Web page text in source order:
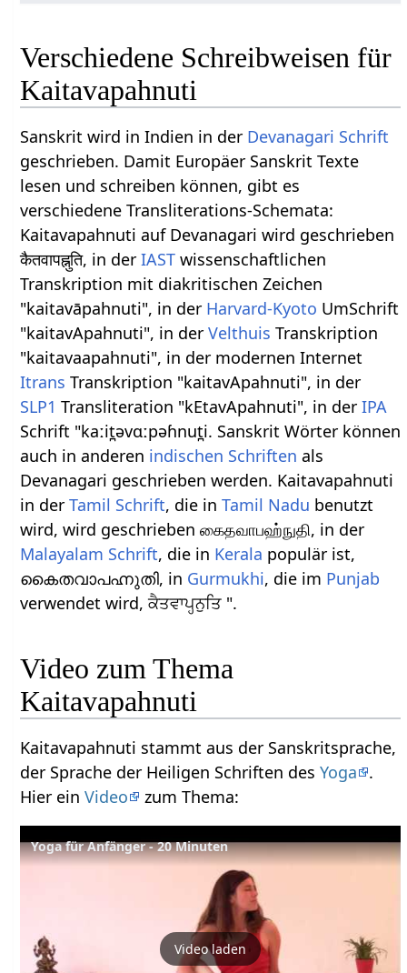
Verschiedene Schreibweisen für
Kaitavapahnuti
Sanskrit wird in Indien in der Devanagari Schrift
geschrieben. Damit Europäer Sanskrit Texte
lesen und schreiben können, gibt es
verschiedene Transliterations-Schemata:
Kaitavapahnuti auf Devanagari wird geschrieben
कैतवापह्नुति, in derIAST wissenschaftlichen
Transkription mit diakritischen Zeichen
"kaitavāpahnuti", in der Harvard-Kyoto UmSchrift
"kaitavApahnuti", in derVelthuis Transkription
"kaitavaapahnuti", in der modernen Internet
Itrans Transkription "kaitavApahnuti", in der
SLP1 Transliteration "kEtavApahnuti", in derIPA
Schrift "kaːit̪əvɑːpəɦnut̪i. Sanskrit Wörter können
auch in anderen indischen Schriften als
Devanagari geschrieben werden. Kaitavapahnuti
in derTamil Schrift, die inTamil Nadu benutzt
wird, wird geschrieben கைதவாபஹ்நுதி, in der
Malayalam Schrift, die in Kerala populär ist,
കൈതവാപഹ്നുതി, in Gurmukhi, die im Punjab
verwendet wird, ਕੈਤਵਾਪਹ੍ਨੁਤਿ ".
Video zum Thema
Kaitavapahnuti
Kaitavapahnuti stammt aus der Sanskritsprache,
der Sprache der Heiligen Schriften desYoga
.
Hier einVideo zum Thema:
Yoga für Anfänger - 20 Minuten
Video laden